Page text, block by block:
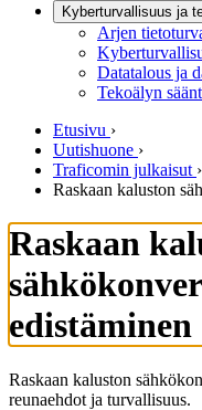
Kyberturvallisuus ja
Arjen
Datatalous ja
Tekoälyn
Etusivu ›
Uutishuone ›
Traficomin julkaisut ›
Raskaan kaluston
Raskaan
edistäminen
Raskaan kaluston
reunaehdot ja turvallisuus.